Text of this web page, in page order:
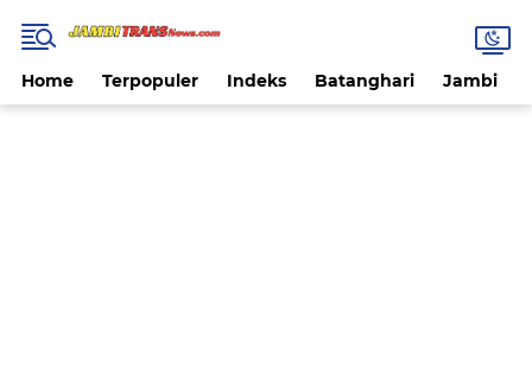
Home Terpopuler Indeks Batanghari Jambi